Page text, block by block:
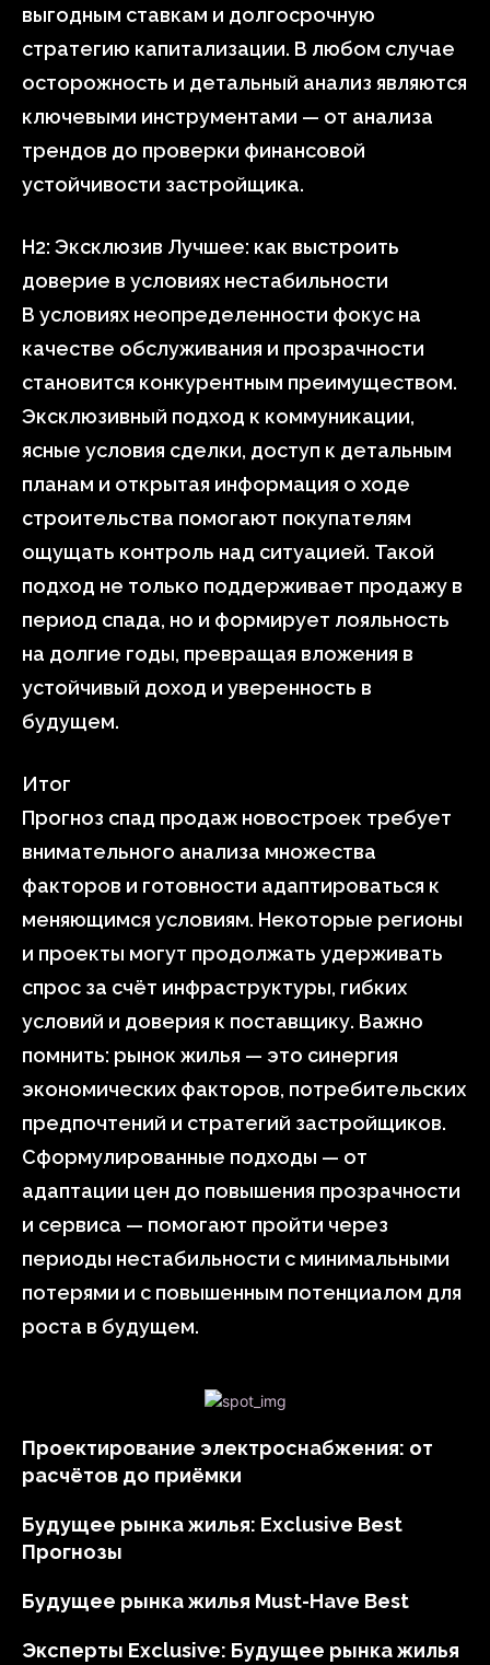
выгодным ставкам и долгосрочную
стратегию капитализации. В любом случае
осторожность и детальный анализ являются
ключевыми инструментами — от анализа
трендов до проверки финансовой
устойчивости застройщика.
H2: Эксклюзив Лучшее: как выстроить
доверие в условиях нестабильности
В условиях неопределенности фокус на
качестве обслуживания и прозрачности
становится конкурентным преимуществом.
Эксклюзивный подход к коммуникации,
ясные условия сделки, доступ к детальным
планам и открытая информация о ходе
строительства помогают покупателям
ощущать контроль над ситуацией. Такой
подход не только поддерживает продажу в
период спада, но и формирует лояльность
на долгие годы, превращая вложения в
устойчивый доход и уверенность в
будущем.
Итог
Прогноз спад продаж новостроек требует
внимательного анализа множества
факторов и готовности адаптироваться к
меняющимся условиям. Некоторые регионы
и проекты могут продолжать удерживать
спрос за счёт инфраструктуры, гибких
условий и доверия к поставщику. Важно
помнить: рынок жилья — это синергия
экономических факторов, потребительских
предпочтений и стратегий застройщиков.
Сформулированные подходы — от
адаптации цен до повышения прозрачности
и сервиса — помогают пройти через
периоды нестабильности с минимальными
потерями и с повышенным потенциалом для
роста в будущем.
Проектирование электроснабжения: от
расчётов до приёмки
Будущее рынка жилья: Exclusive Best
Прогнозы
Будущее рынка жилья Must-Have Best
Эксперты Exclusive: Будущее рынка жилья